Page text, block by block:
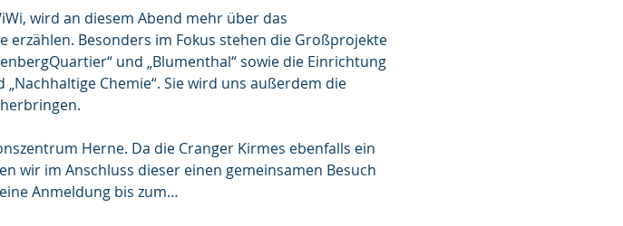
wird an diesem Abend mehr über das
Besonders im Fokus stehen die Großprojekte
und „Blumenthal“ sowie die Einrichtung
Chemie“. Sie wird uns außerdem die
Herne. Da die Cranger Kirmes ebenfalls ein
wir im Anschluss dieser einen gemeinsamen Besuch
Anmeldung bis zum…